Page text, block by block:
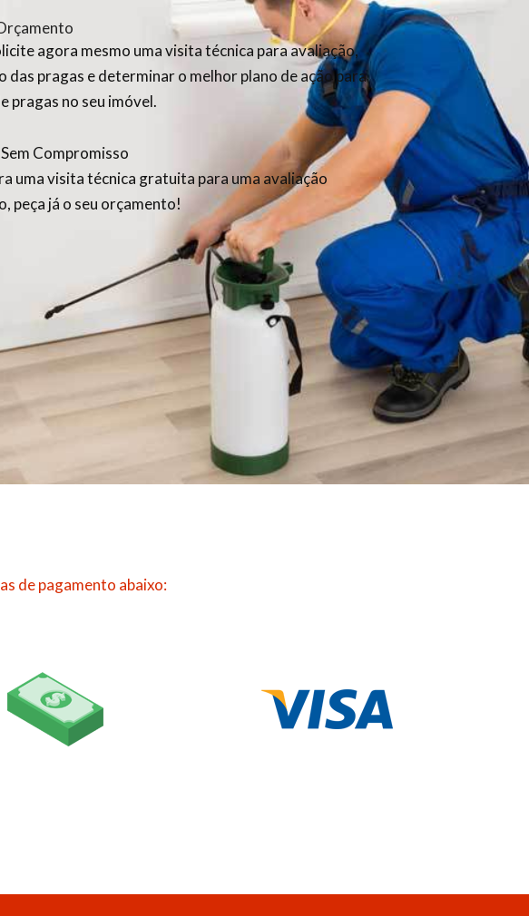
agora mesmo uma visita técnica para avaliação,
das pragas e determinar o melhor plano de ação para
pragas no seu imóvel.
Compromisso
uma visita técnica gratuita para uma avaliação
peça já o seu orçamento!
de pagamento abaixo: